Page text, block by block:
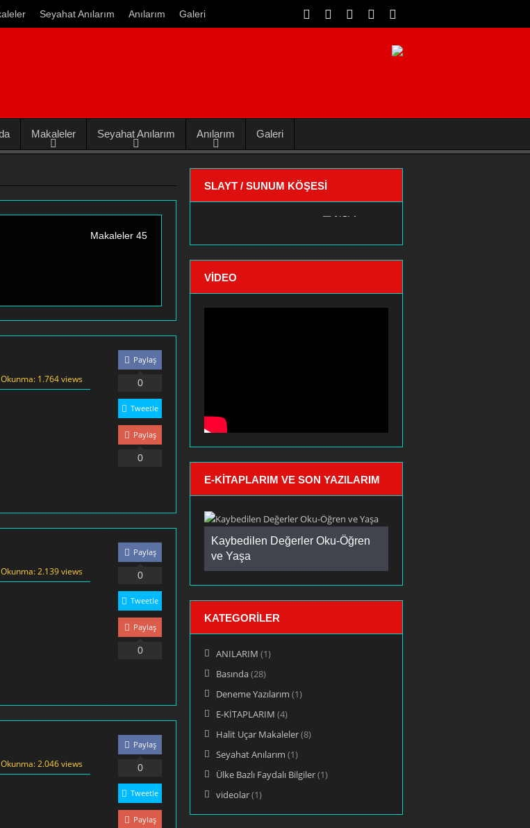
Seyahat Anılarım Anılarım Galeri
Makaleler Seyahat Anılarım Anılarım Galeri
Makaleler 45
Okunma: 1.764 views
Paylaş
0
Tweetle
Paylaş
0
Okunma: 2.139 views
Paylaş
0
Tweetle
Paylaş
0
Okunma: 2.046 views
Paylaş
0
Tweetle
Paylaş
SLAYT / SUNUM KÖŞESI
VIDEO
E-KITAPLARIM VE SON YAZILARIM
Kaybedilen Değerler Oku-Öğren
ve Yaşa
KATEGORILER
ANILARIM (1)
Basında(28)
Deneme Yazılarım (1)
E-KİTAPLARIM (4)
Halit Uçar Makaleler(8)
Seyahat Anılarım (1)
Ülke Bazlı Faydalı Bilgiler(1)
videolar(1)